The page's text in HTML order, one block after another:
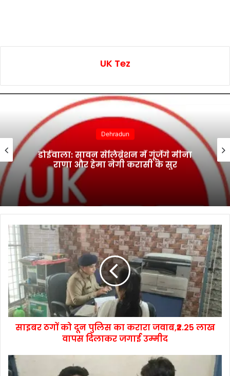
UK Tez
Dehradun
डोईवाला: सावन सेलिब्रेशन में गूंजेंगे मीना
राणा और हेमा नेगी करासी के सुर
साइबर ठगों को दून पुलिस का करारा जवाब,₹2.25 लाख
वापस दिलाकर जगाई उम्मीद